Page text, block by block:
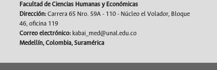
Facultad de Ciencias Humanas y Económicas
Dirección: Carrera 65 Nro. 59A - 110 - Núcleo el Volador, Bloque
46, oficina 119
Correo electrónico: kabai_med@unal.edu.co
Medellín, Colombia, Suramérica